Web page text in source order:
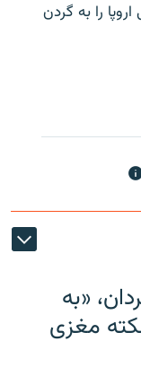
را به گردن
«به
مغزی